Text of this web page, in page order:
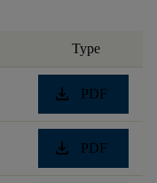
Type
download PDF
download PDF